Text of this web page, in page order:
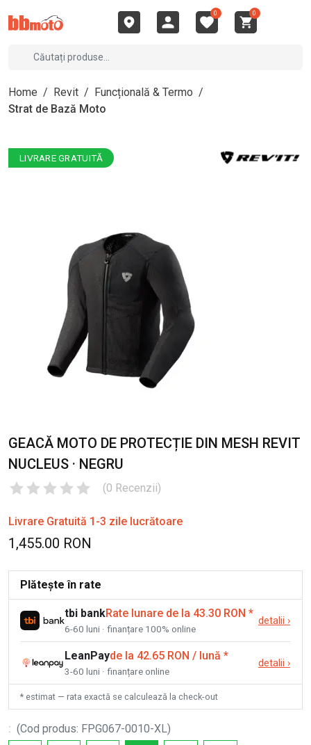
0 0
Home / Revit / Funcțională & Termo /
Strat de Bază Moto
LIVRARE GRATUITĂ
GEACĂ MOTO DE PROTECȚIE DIN MESH REVIT
NUCLEUS · NEGRU
(0 Recenzii)
Livrare Gratuită 1-3 zile lucrătoare
1,455.00 RON
Plătește în rate
tbi bankRate lunare de la 43.30 RON *
6-60 luni · finanțare 100% online
detalii ›
LeanPayde la 42.65 RON / lună *
3-60 luni · finanțare online
detalii ›
* estimat — rata exactă se calculează la check-out
: (Cod produs: FPG067-0010-XL)